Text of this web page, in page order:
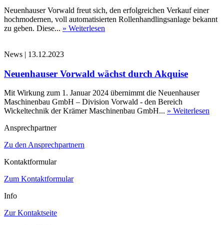
Neuenhauser Vorwald freut sich, den erfolgreichen Verkauf einer
hochmodernen, voll automatisierten Rollenhandlingsanlage bekannt
zu geben. Diese... » Weiterlesen
News | 13.12.2023
Neuenhauser Vorwald wächst durch Akquise
Mit Wirkung zum 1. Januar 2024 übernimmt die Neuenhauser
Maschinenbau GmbH – Division Vorwald - den Bereich
Wickeltechnik der Krämer Maschinenbau GmbH... » Weiterlesen
Ansprechpartner
Zu den Ansprechpartnern
Kontaktformular
Zum Kontaktformular
Info
Zur Kontaktseite